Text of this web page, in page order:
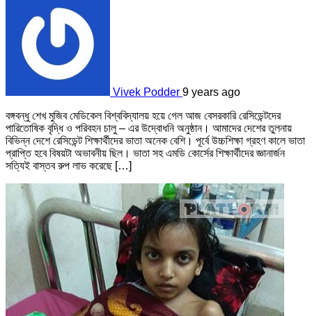
Vivek Podder 9 years ago
বঙ্গবন্ধু শেখ মুজিব মেডিকেল বিশ্ববিদ্যালয় হয়ে গেল আজ বেসরকারি রেসিডেন্টদের
পারিতোষিক বৃদ্ধি ও পরিবহন চালু – এর উদ্বোধনি অনুষ্ঠান। আমাদের দেশের তুলনায়
বিভিন্ন দেশে রেসিডেন্ট শিক্ষার্থীদের ভাতা অনেক বেশি। পূর্বে উচ্চশিক্ষা গ্রহণ কালে ভাতা
প্রাপ্তি হবে বিষয়টা অভাবনীয় ছিল। ভাতা সহ এমডি কোর্সের শিক্ষার্থীদের জ্ঞানার্জন
সত্যিই বাস্তব রুপ লাভ করেছে […]